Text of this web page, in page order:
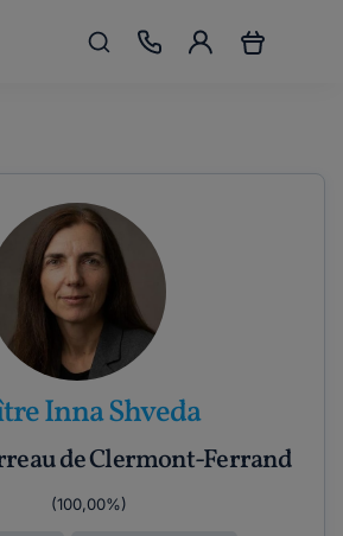
Inna Shveda
de Clermont-Ferrand
(100,00%)